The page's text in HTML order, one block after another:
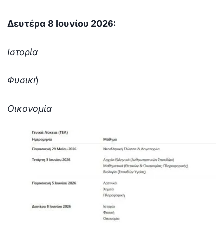
Δευτέρα 8 Ιουνίου 2026:
Ιστορία
Φυσική
Οικονομία